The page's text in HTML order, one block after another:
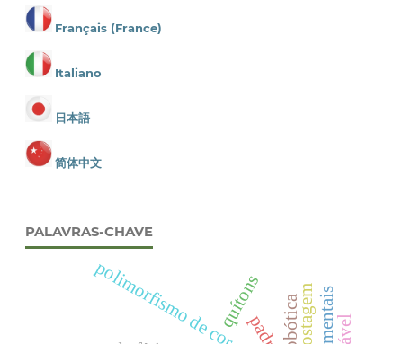
Français (France)
Italiano
日本語
简体中文
PALAVRAS-CHAVE
polimorfismo de corquítons robótica